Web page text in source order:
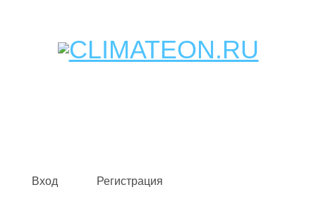
Кондиционеры и сплит-системы, газовые котлы,
Вход Регистрация